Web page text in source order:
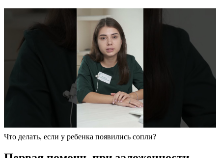
Что делать, если у ребенка появились сопли?